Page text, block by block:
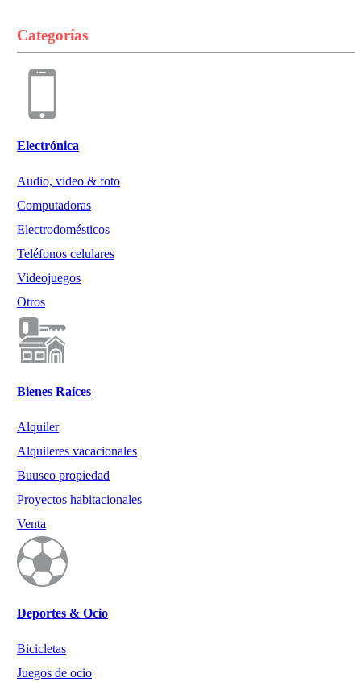
Categorías
Electrónica
Audio, video & foto
Computadoras
Electrodomésticos
Teléfonos celulares
Videojuegos
Otros
Bienes Raíces
Alquiler
Alquileres vacacionales
Buusco propiedad
Proyectos habitacionales
Venta
Deportes & Ocio
Bicicletas
Juegos de ocio